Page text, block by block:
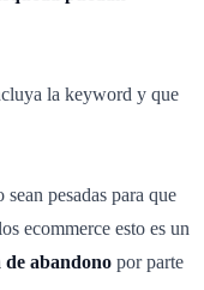
la keyword y que
pesadas para que
ecommerce esto es un
de abandono por parte